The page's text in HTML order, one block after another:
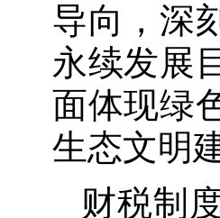
导向，深
永续发展
面体现绿
生态文明
财税制